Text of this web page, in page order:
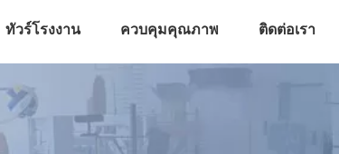
ทัวร์โรงงาน ควบคุมคุณภาพ ติดต่อเรา